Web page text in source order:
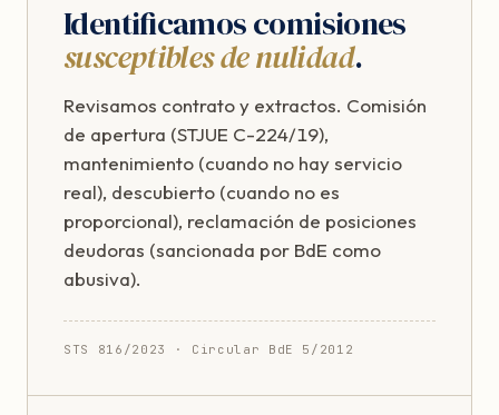
Identificamos comisiones
susceptibles de nulidad.
Revisamos contrato y extractos. Comisión
de apertura (STJUE C-224/19),
mantenimiento (cuando no hay servicio
real), descubierto (cuando no es
proporcional), reclamación de posiciones
deudoras (sancionada por BdE como
abusiva).
STS 816/2023 · Circular BdE 5/2012